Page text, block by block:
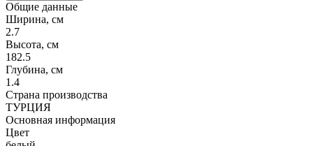
Общие данные
Ширина, см
2.7
Высота, см
182.5
Глубина, см
1.4
Страна производства
ТУРЦИЯ
Основная информация
Цвет